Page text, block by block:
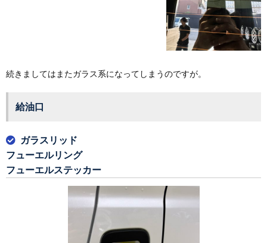
続きましてはまたガラス系になってしまうのですが。
給油口
ガラスリッド
フューエルリング
フューエルステッカー